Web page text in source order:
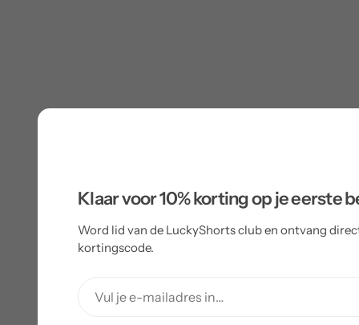
Klaar voor 10% korting op je eerste
Word lid van de LuckyShorts club en ontvang
kortingscode.